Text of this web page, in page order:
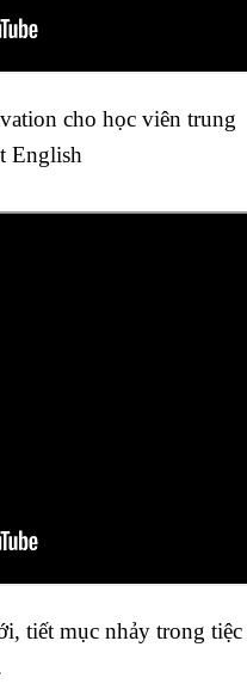
cho học viên trung
English
tiết mục nhảy trong tiệc